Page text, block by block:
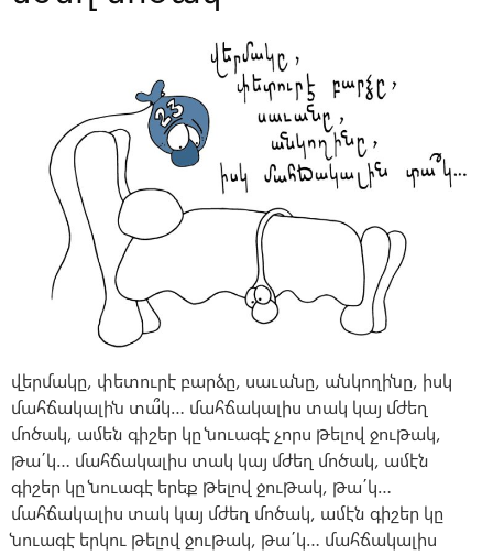
վերմակը, փետուրէ բարձը, սաւանը, անկողինը, իսկ
մահճակալին տա՞կ… մահճակալիս տակ կայ մժեղ
մոծակ, ամեն գիշեր կը նուագէ չորս թելով ջութակ,
թա΄կ… մահճակալիս տակ կայ մժեղ մոծակ, ամէն
գիշեր կը նուագէ երեք թելով ջութակ, թա΄կ…
մահճակալիս տակ կայ մժեղ մոծակ, ամէն գիշեր կը
նուագէ երկու թելով ջութակ, թա΄կ… մահճակալիս